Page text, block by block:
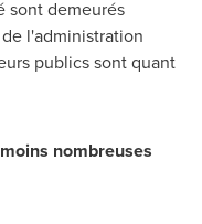
sont demeurés
l'administration
publics sont quant
nombreuses